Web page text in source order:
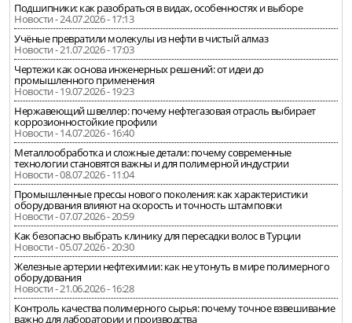
Подшипники: как разобраться в видах, особенностях и выборе
Новости - 24.07.2026 - 17:13
Учёные превратили молекулы из нефти в чистый алмаз
Новости - 21.07.2026 - 17:03
Чертежи как основа инженерных решений: от идеи до
промышленного применения
Новости - 19.07.2026 - 19:23
Нержавеющий швеллер: почему нефтегазовая отрасль выбирает
коррозионностойкие профили
Новости - 14.07.2026 - 16:40
Металлообработка и сложные детали: почему современные
технологии становятся важны и для полимерной индустрии
Новости - 08.07.2026 - 11:04
Промышленные прессы нового поколения: как характеристики
оборудования влияют на скорость и точность штамповки
Новости - 07.07.2026 - 20:59
Как безопасно выбрать клинику для пересадки волос в Турции
Новости - 05.07.2026 - 20:30
Железные артерии нефтехимии: как не утонуть в мире полимерного
оборудования
Новости - 21.06.2026 - 16:28
Контроль качества полимерного сырья: почему точное взвешивание
важно для лаборатории и производства